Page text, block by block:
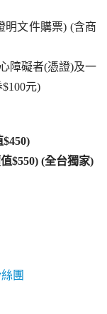
明文件購票) (含商
障礙者(憑證)及一
元)
$450)
$550) (全台獨家)
團